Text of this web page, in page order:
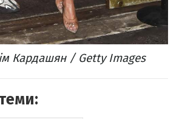
Кардашян / Getty Images